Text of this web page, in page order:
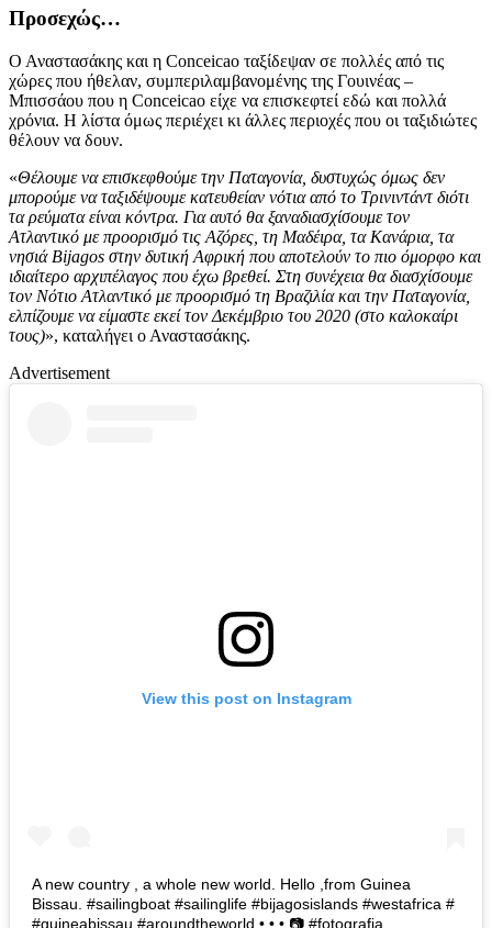
Προσεχώς…
Ο Αναστασάκης και η Conceicao ταξίδεψαν σε πολλές από τις
χώρες που ήθελαν, συμπεριλαμβανομένης της Γουινέας –
Μπισσάου που η Conceicao είχε να επισκεφτεί εδώ και πολλά
χρόνια. Η λίστα όμως περιέχει κι άλλες περιοχές που οι ταξιδιώτες
θέλουν να δουν.
«Θέλουμε να επισκεφθούμε την Παταγονία, δυστυχώς όμως δεν
μπορούμε να ταξιδέψουμε κατευθείαν νότια από το Τρινιντάντ διότι
τα ρεύματα είναι κόντρα. Για αυτό θα ξαναδιασχίσουμε τον
Ατλαντικό με προορισμό τις Αζόρες, τη Μαδέιρα, τα Κανάρια, τα
νησιά Bijagos στην δυτική Αφρική που αποτελούν το πιο όμορφο και
ιδιαίτερο αρχιπέλαγος που έχω βρεθεί. Στη συνέχεια θα διασχίσουμε
τον Νότιο Ατλαντικό με προορισμό τη Βραζιλία και την Παταγονία,
ελπίζουμε να είμαστε εκεί τον Δεκέμβριο του 2020 (στο καλοκαίρι
τους)», καταλήγει ο Αναστασάκης.
Advertisement
View this post on Instagram
A new country , a whole new world. Hello ,from Guinea
Bissau. #sailingboat #sailinglife #bijagosislands #westafrica #
#guineabissau #aroundtheworld • • • 📷 #fotografia